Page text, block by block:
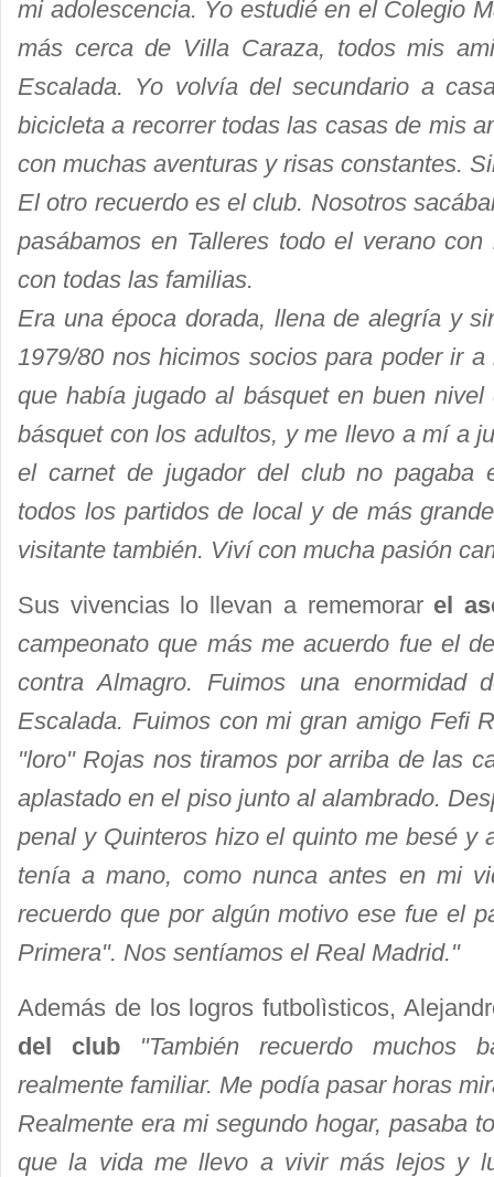
mi adolescencia. Yo estudié en el Colegio
más cerca de Villa Caraza, todos mis
Escalada. Yo volvía del secundario a
bicicleta a recorrer todas las casas de mis
con muchas aventuras y risas constantes.
El otro recuerdo es el club. Nosotros
pasábamos en Talleres todo el verano
con todas las familias.
Era una época dorada, llena de alegría y
1979/80 nos hicimos socios para poder ir
que había jugado al básquet en buen
básquet con los adultos, y me llevo a mí a
el carnet de jugador del club no pagaba
todos los partidos de local y de más
visitante también. Viví con mucha pasión
Sus vivencias lo llevan a rememorar el
campeonato que más me acuerdo fue el
contra Almagro. Fuimos una
Escalada. Fuimos con mi gran amigo Fefi
"loro" Rojas nos tiramos por arriba de las
aplastado en el piso junto al alambrado.
penal y Quinteros hizo el quinto me besé y
tenía a mano, como nunca antes en mi
recuerdo que por algún motivo ese fue el
Primera". Nos sentíamos el Real Madrid."
Además de los logros futbolìsticos,
del club
"También recuerdo muchos
realmente familiar. Me podía pasar horas
Realmente era mi segundo hogar, pasaba
que la vida me llevo a vivir más lejos y